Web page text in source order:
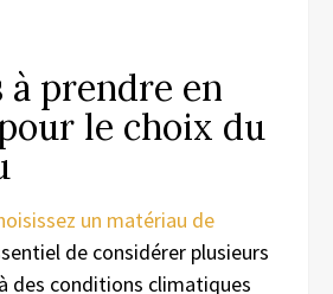
à prendre en
le choix du
un matériau de
de considérer plusieurs
des conditions climatiques